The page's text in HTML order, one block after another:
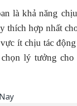
là khả năng
thích hợp nhất
ít chịu tác
lý tưởng